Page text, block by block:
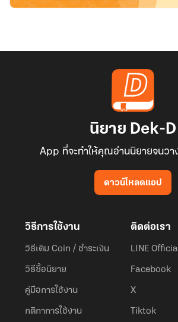
นิยาย Dek-D
App ที่จะทำให้คุณอ่านนิยายจนวา
ดาวน์โหลดแอป
วิธีการใช้งาน
วิธีเติม Coin / ชำระเงิน
วิธีซื้อนิยาย
คู่มือการใช้งาน
กติกาการใช้งาน
ติดต่อเรา
LINE
Facebook
X
Tiktok